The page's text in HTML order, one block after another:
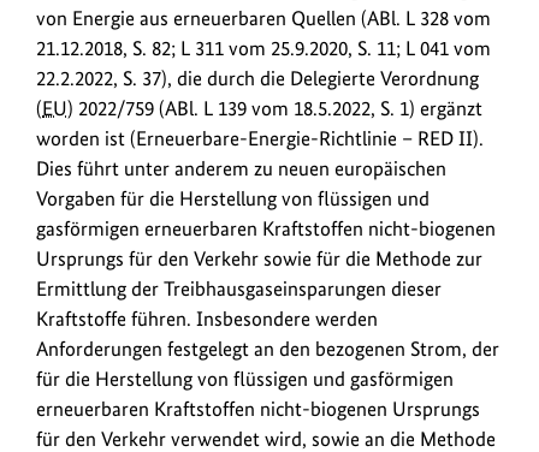
von Energie aus erneuerbaren Quellen (ABl. L 328 vom
21.12.2018, S. 82; L 311 vom 25.9.2020, S. 11; L 041 vom
22.2.2022, S. 37), die durch die Delegierte Verordnung
(EU) 2022/759 (ABl. L 139 vom 18.5.2022, S. 1) ergänzt
worden ist (Erneuerbare-Energie-Richtlinie – RED II).
Dies führt unter anderem zu neuen europäischen
Vorgaben für die Herstellung von flüssigen und
gasförmigen erneuerbaren Kraftstoffen nicht-biogenen
Ursprungs für den Verkehr sowie für die Methode zur
Ermittlung der Treibhausgaseinsparungen dieser
Kraftstoffe führen. Insbesondere werden
Anforderungen festgelegt an den bezogenen Strom, der
für die Herstellung von flüssigen und gasförmigen
erneuerbaren Kraftstoffen nicht-biogenen Ursprungs
für den Verkehr verwendet wird, sowie an die Methode